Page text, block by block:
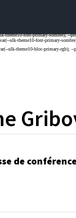
de